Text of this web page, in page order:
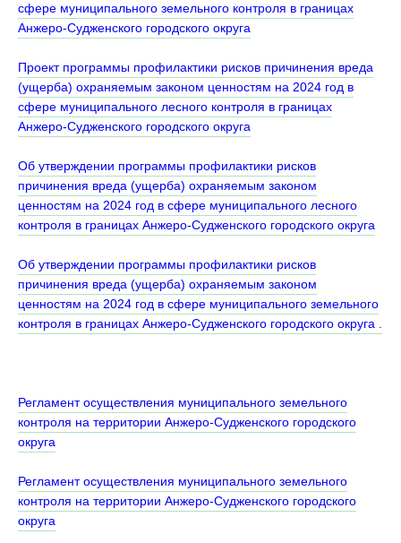
сфере муниципального земельного контроля в границах
Анжеро-Судженского городского округа
Проект программы профилактики рисков причинения вреда
(ущерба) охраняемым законом ценностям на 2024 год в
сфере муниципального лесного контроля в границах
Анжеро-Судженского городского округа
Об утверждении программы профилактики рисков
причинения вреда (ущерба) охраняемым законом
ценностям на 2024 год в сфере муниципального лесного
контроля в границах Анжеро-Судженского городского округа
Об утверждении программы профилактики рисков
причинения вреда (ущерба) охраняемым законом
ценностям на 2024 год в сфере муниципального земельного
контроля в границах Анжеро-Судженского городского округа .
Регламент осуществления муниципального земельного
контроля на территории Анжеро-Судженского городского
округа
Регламент осуществления муниципального земельного
контроля на территории Анжеро-Судженского городского
округа